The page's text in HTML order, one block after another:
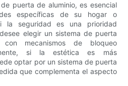
puerta de aluminio, es esencial
específicas de su hogar o
la seguridad es una prioridad
elegir un sistema de puerta
mecanismos de bloqueo
si la estética es más
optar por un sistema de puerta
que complementa el aspecto